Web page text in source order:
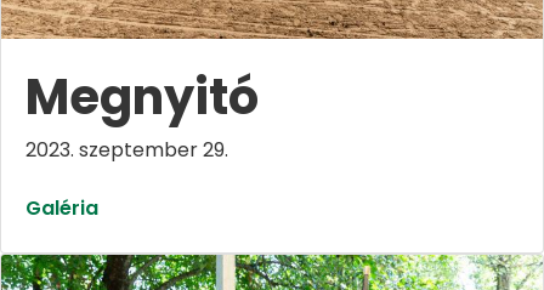
Megnyitó
2023. szeptember 29.
Galéria